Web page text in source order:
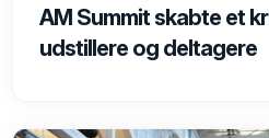
AM Summit skabte et
udstillere og deltagere